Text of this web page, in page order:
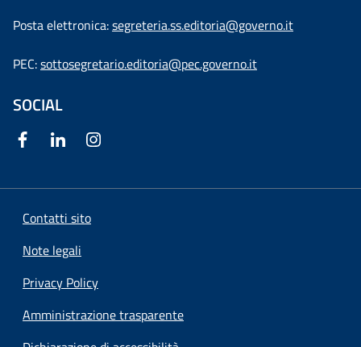
Posta elettronica:segreteria.ss.editoria@governo.it
PEC:sottosegretario.editoria@pec.governo.it
SOCIAL
Contatti sito
Note legali
Privacy Policy
Amministrazione trasparente